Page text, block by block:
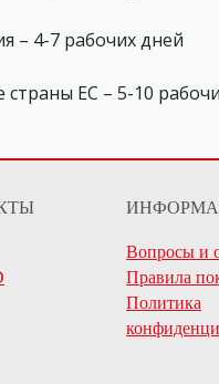
– 4-7 рабочих дней
страны ЕС – 5-10
Вопросы и
Правила
Политика